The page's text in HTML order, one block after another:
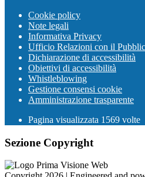
Cookie policy
Note legali
Informativa Privacy
Ufficio Relazioni con il
Dichiarazione di accessibilità
Obiettivi di accessibilità
Whistleblowing
Gestione consensi cookie
Amministrazione trasparente
Pagina visualizzata 1569 volte
Sezione Copyright